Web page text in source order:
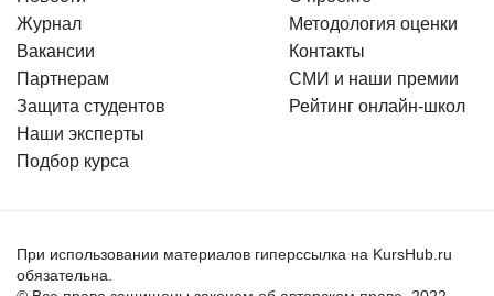
Журнал
Вакансии
Партнерам
Защита студентов
Наши эксперты
Подбор курса
Методология оценки
Контакты
СМИ и наши премии
Рейтинг онлайн-школ
При использовании материалов гиперссылка на KursHub.ru
обязательна.